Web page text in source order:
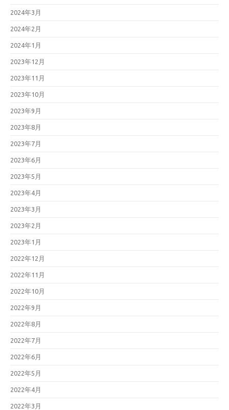
2024年3月
2024年2月
2024年1月
2023年12月
2023年11月
2023年10月
2023年9月
2023年8月
2023年7月
2023年6月
2023年5月
2023年4月
2023年3月
2023年2月
2023年1月
2022年12月
2022年11月
2022年10月
2022年9月
2022年8月
2022年7月
2022年6月
2022年5月
2022年4月
2022年3月